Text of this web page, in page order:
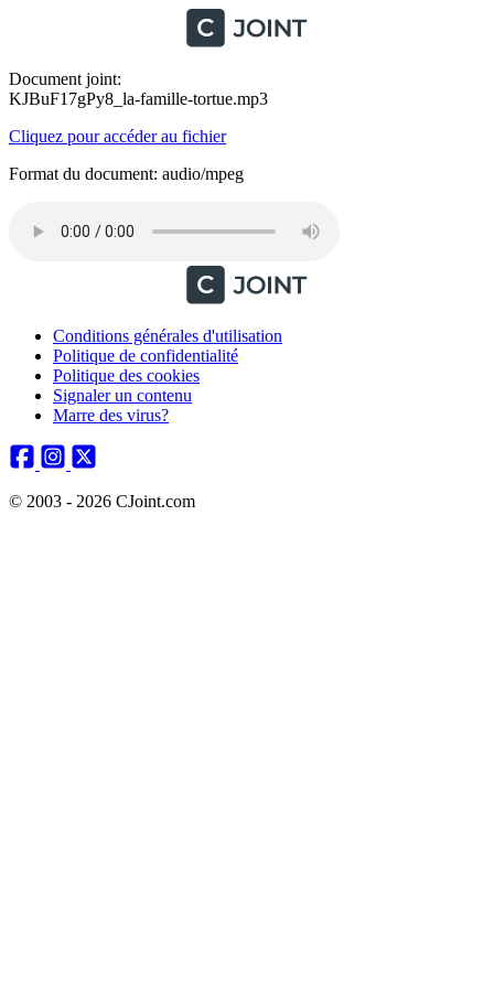
Document joint:
KJBuF17gPy8_la-famille-tortue.mp3
Cliquez pour accéder au fichier
Format du document: audio/mpeg
Conditions générales d'utilisation
Politique de confidentialité
Politique des cookies
Signaler un contenu
Marre des virus?
© 2003 - 2026 CJoint.com